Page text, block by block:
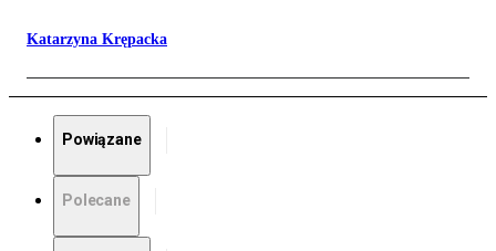
Katarzyna Krępacka
Powiązane
Polecane